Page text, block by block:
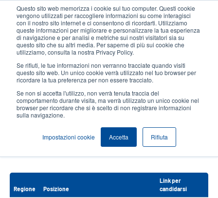
Questo sito web memorizza i cookie sul tuo computer. Questi cookie
vengono utilizzati per raccogliere informazioni su come interagisci
con il nostro sito internet e ci consentono di ricordarti. Utilizziamo
queste informazioni per migliorare e personalizzare la tua esperienza
di navigazione e per analisi e metriche sui nostri visitatori sia su
questo sito che su altri media. Per saperne di più sui cookie che
utilizziamo, consulta la nostra Privacy Policy.
Se rifiuti, le tue informazioni non verranno tracciate quando visiti
questo sito web. Un unico cookie verrà utilizzato nel tuo browser per
ricordare la tua preferenza per non essere tracciato.
Se non si accetta l'utilizzo, non verrà tenuta traccia del
comportamento durante visita, ma verrà utilizzato un unico cookie nel
browser per ricordare che si è scelto di non registrare informazioni
sulla navigazione.
Impostazioni cookie Accetta Rifiuta
contenuto
principale
User
account
User
Header
Seleziona Prodotti Contatto Vendite
Opportunità di lavoro
Opportunità di lavoro in EMEA (Europa,
Medio Oriente e Africa)
Unisciti a uno dei fornitori in più rapida crescita al mondo di stampanti termiche
per etichette con codici a barre.
Regione Posizione
Link per
candidarsi